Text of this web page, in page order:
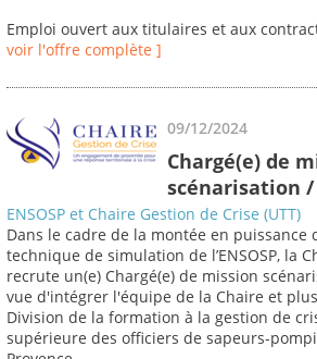
Emploi ouvert aux titulaires et aux
voir l'offre complète ]
09/12/2024
Chargé(e) de
scénarisation
ENSOSP et Chaire Gestion de Crise (UTT)
Dans le cadre de la montée en puissance
technique de simulation de l’ENSOSP, la
recrute un(e) Chargé(e) de mission
vue d'intégrer l'équipe de la Chaire et
Division de la formation à la gestion de
supérieure des officiers de sapeurs-